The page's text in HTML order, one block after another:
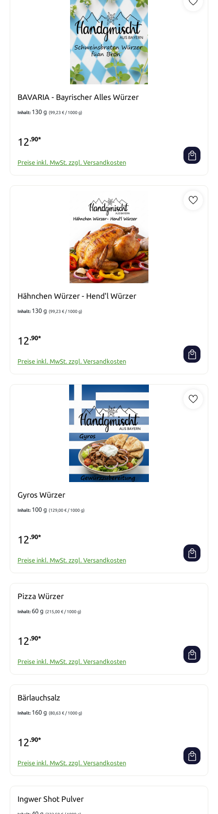
BAVARIA - Bayrischer Alles Würzer
Inhalt: 130 g (99,23 € / 1000 g)
12 .90*
Preise inkl. MwSt. zzgl. Versandkosten
Hähnchen Würzer - Hend'l Würzer
Inhalt: 130 g (99,23 € / 1000 g)
12 .90*
Preise inkl. MwSt. zzgl. Versandkosten
Gyros Würzer
Inhalt: 100 g (129,00 € / 1000 g)
12 .90*
Preise inkl. MwSt. zzgl. Versandkosten
Pizza Würzer
Inhalt: 60 g (215,00 € / 1000 g)
12 .90*
Preise inkl. MwSt. zzgl. Versandkosten
Bärlauchsalz
Inhalt: 160 g (80,63 € / 1000 g)
12 .90*
Preise inkl. MwSt. zzgl. Versandkosten
Ingwer Shot Pulver